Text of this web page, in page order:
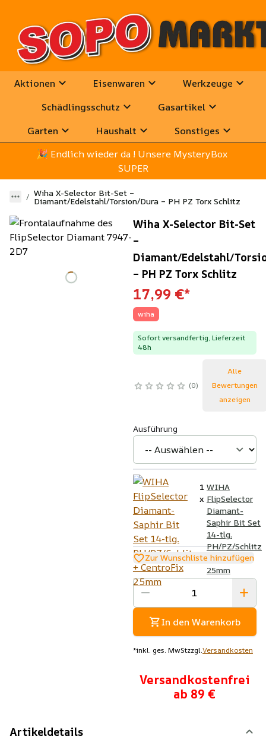
Aktionen Eisenwaren
Werkzeuge
Schädlingsschutz
Gasartikel
Garten
Haushalt
Sonstiges
🎉 Endlich wieder da ! Unsere MysteryBox
SUPER
Wiha X-Selector Bit-Set –
Diamant/Edelstahl/Torsion/Dura – PH PZ Torx Schlitz
Wiha X-Selector Bit-Set
–
Diamant/Edelstahl/
– PH PZ Torx Schlitz
17,99 €*
wiha
Sofort versandfertig, Lieferzeit
48h
0
Alle
Bewertungen
anzeigen
Ausführung
1
x
WIHA
FlipSelector
Diamant-
Saphir Bit Set
14-tlg.
PH/PZ/Schlitz
+ CentroFix
25mm
Zur Wunschliste hinzufügen
In den Warenkorb
*inkl. ges. MwStzzgl.Versandkosten
Versandkostenfrei
ab 89 €
Artikeldetails